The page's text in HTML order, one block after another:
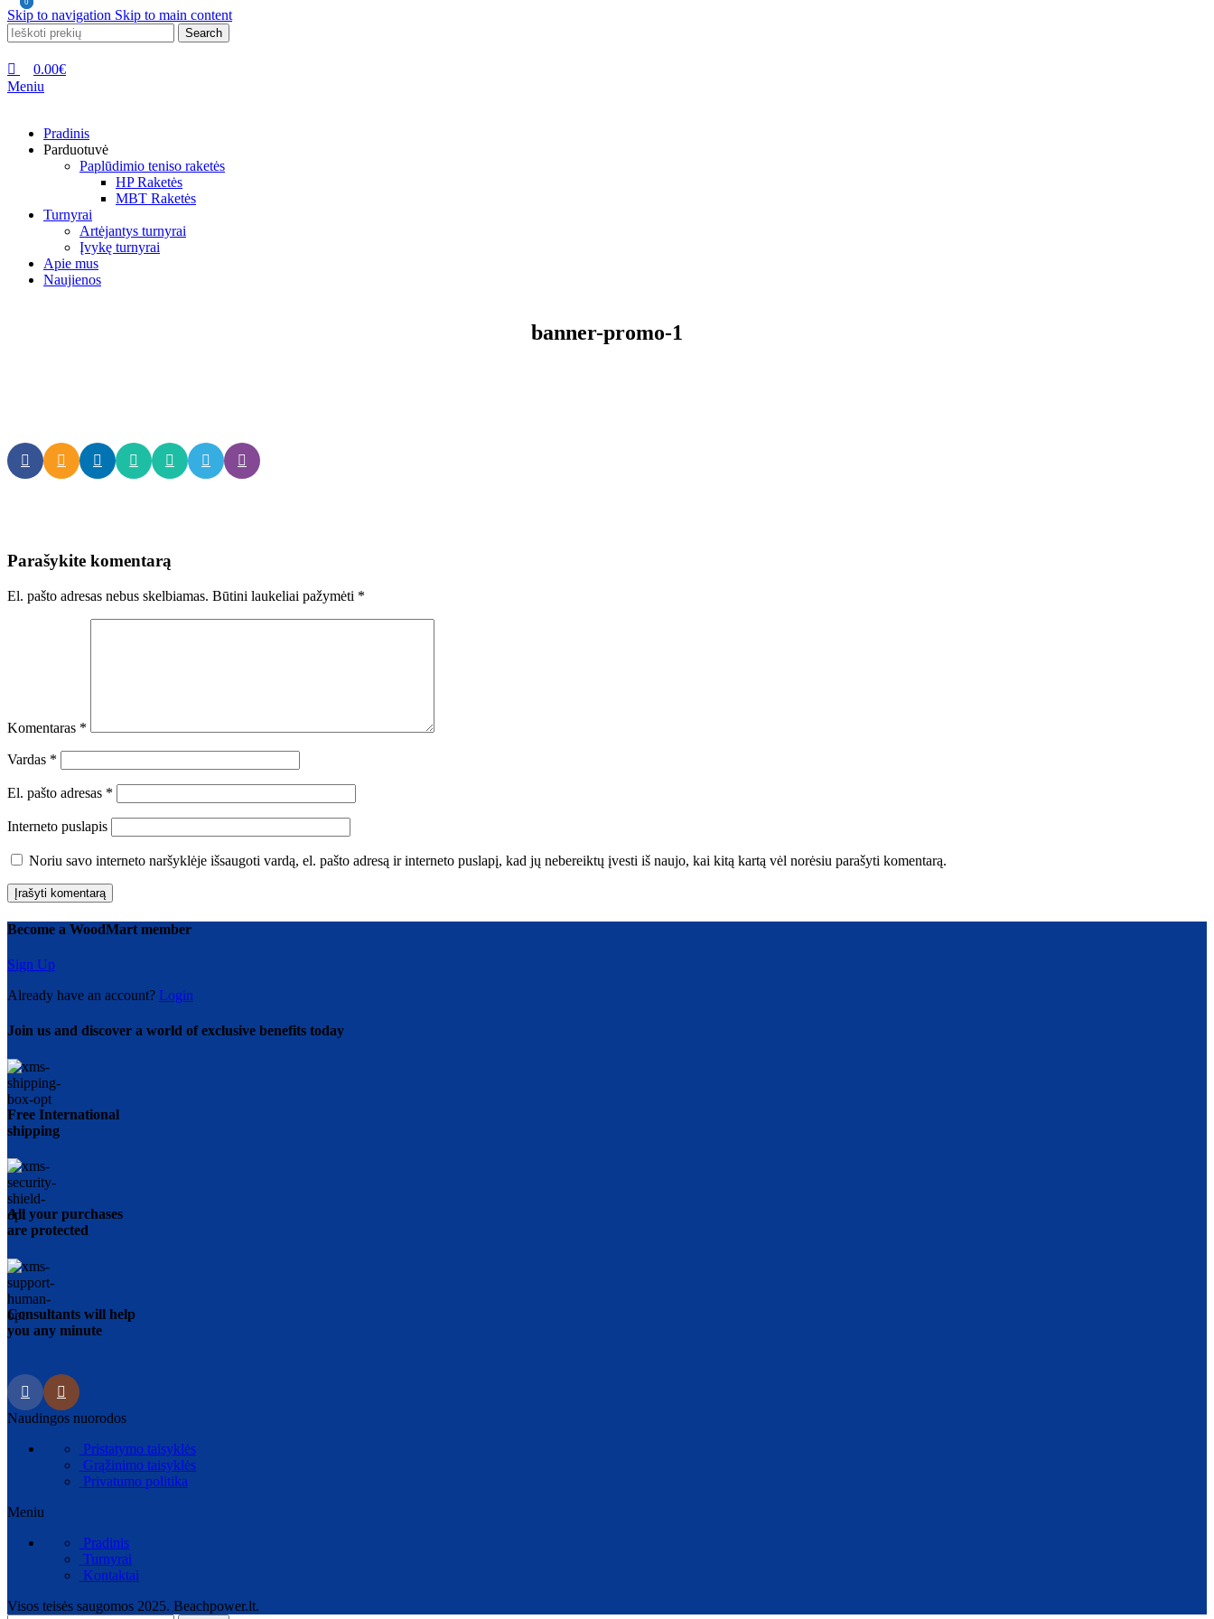
Skip to navigation Skip to main content
Search
0
0.00€
Meniu
Pradinis
Parduotuvė
Paplūdimio teniso raketės
HP Raketės
MBT Raketės
Turnyrai
Artėjantys turnyrai
Įvykę turnyrai
Apie mus
Naujienos
banner-promo-1
Parašykite komentarą
El. pašto adresas nebus skelbiamas. Būtini laukeliai pažymėti *
Komentaras *
Vardas *
El. pašto adresas *
Interneto puslapis
Noriu savo interneto naršyklėje išsaugoti vardą, el. pašto adresą ir interneto puslapį, kad jų nebereiktų įvesti iš naujo, kai kitą kartą vėl norėsiu parašyti komentarą.
Become a WoodMart member
Sign Up
Already have an account? Login
Join us and discover a world of exclusive benefits today
Free International
shipping
All your purchases
are protected
Consultants will help
you any minute
Naudingos nuorodos
Pristatymo taisyklės
Grąžinimo taisyklės
Privatumo politika
Meniu
Pradinis
Turnyrai
Kontaktai
Visos teisės saugomos 2025. Beachpower.lt.
0